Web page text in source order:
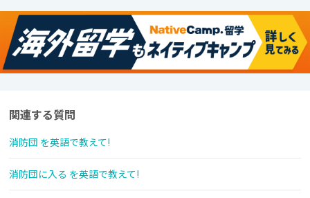
関連する質問
消防団 を英語で教えて!
消防団に入る を英語で教えて!